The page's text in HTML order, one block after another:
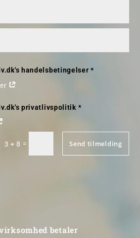
handelsbetingelser *
privatlivspolitik *
3 + 8 = Send tilmelding
betaler